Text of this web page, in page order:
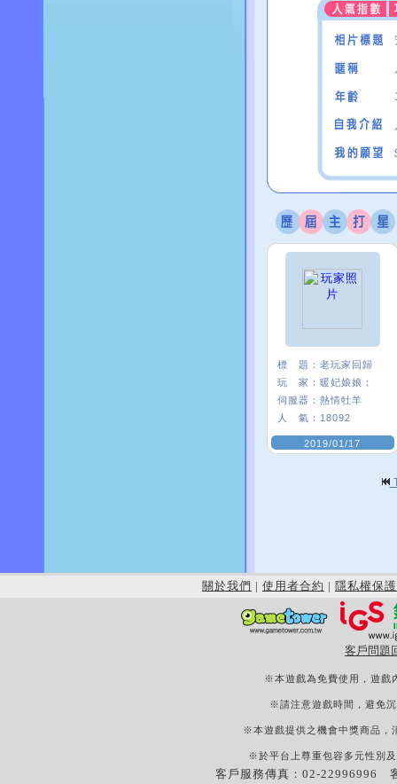
標 題： 老玩家回歸
玩 家： 暖妃娘娘；
伺服器： 熱情牡羊
人 氣： 18092
2019/01/17
關於我們 | 使用者合約 | 隱私權保護
客戶問題
※本遊戲為免費使用，遊戲
※請注意遊戲時間，避免
※本遊戲提供之機會中獎商品，
※於平台上尊重包容多元性別
客戶服務傳真：02-22996996